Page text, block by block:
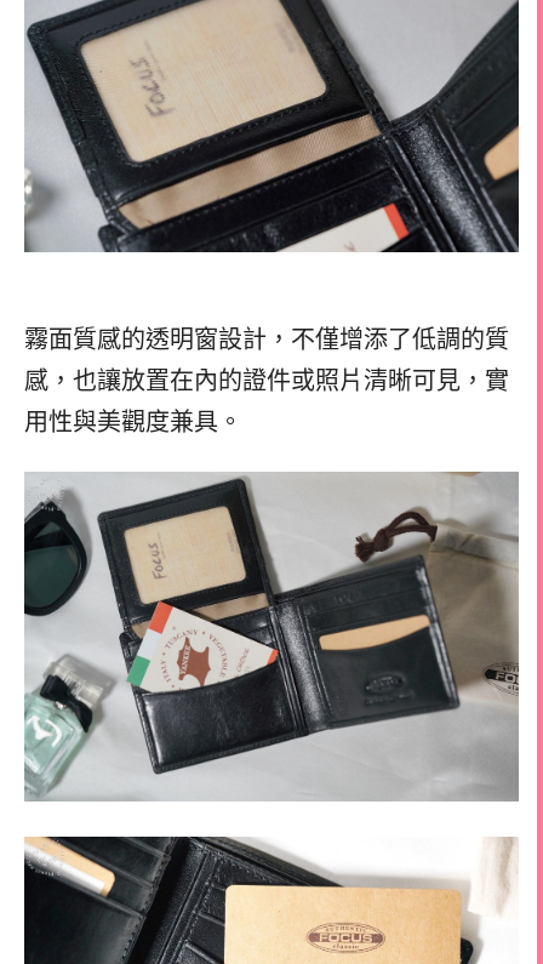
霧面質感的透明窗設計，不僅增添了低調的質
感，也讓放置在內的證件或照片清晰可見，實
用性與美觀度兼具。